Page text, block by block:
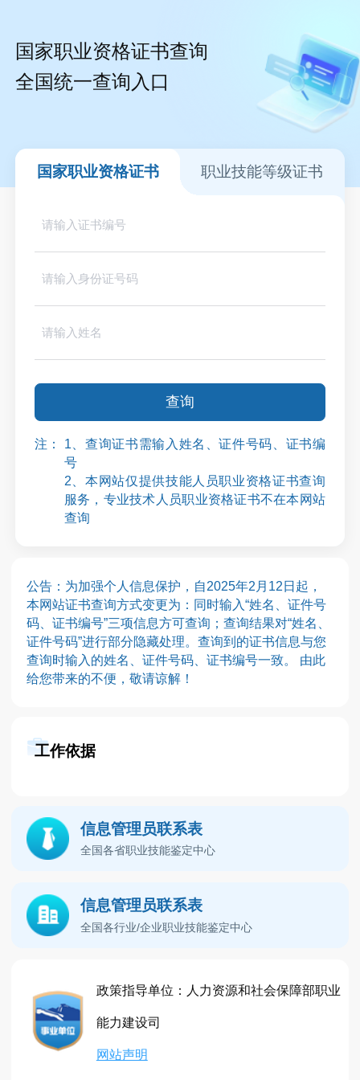
国家职业资格证书查询
全国统一查询入口
国家职业资格证书 职业技能等级证书
请输入证书编号
请输入身份证号码
请输入姓名
查询
注：
1、查询证书需输入姓名、证件号码、证书编
号
2、本网站仅提供技能人员职业资格证书查询
服务，专业技术人员职业资格证书不在本网站
查询
公告：为加强个人信息保护，自2025年2月12日起，
本网站证书查询方式变更为：同时输入“姓名、证件号
码、证书编号”三项信息方可查询；查询结果对“姓名、
证件号码”进行部分隐藏处理。查询到的证书信息与您
查询时输入的姓名、证件号码、证书编号一致。 由此
给您带来的不便，敬请谅解！
工作依据
信息管理员联系表
全国各省职业技能鉴定中心
信息管理员联系表
全国各行业/企业职业技能鉴定中心
政策指导单位：人力资源和社会保障部职业
能力建设司
网站声明